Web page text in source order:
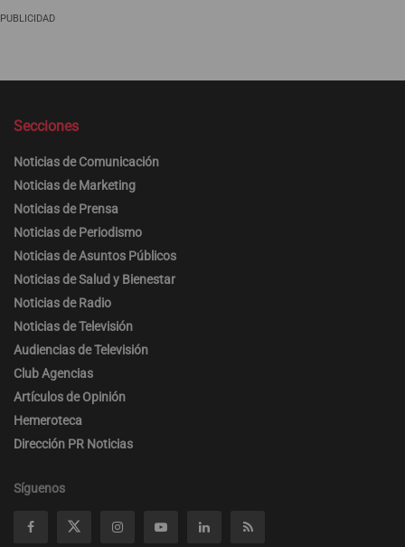
PUBLICIDAD
Secciones
Noticias de Comunicación
Noticias de Marketing
Noticias de Prensa
Noticias de Periodismo
Noticias de Asuntos Públicos
Noticias de Salud y Bienestar
Noticias de Radio
Noticias de Televisión
Audiencias de Televisión
Club Agencias
Artículos de Opinión
Hemeroteca
Dirección PR Noticias
Síguenos